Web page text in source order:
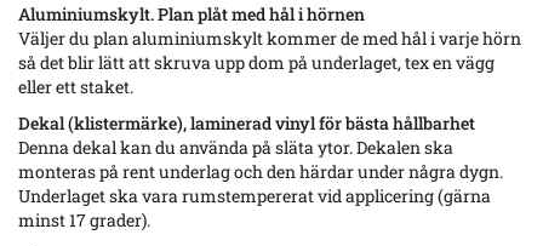
Aluminiumskylt. Plan plåt med hål i hörnen
Väljer du plan aluminiumskylt kommer de med hål i varje hörn
så det blir lätt att skruva upp dom på underlaget, tex en vägg
eller ett staket.
Dekal (klistermärke), laminerad vinyl för bästa hållbarhet
Denna dekal kan du använda på släta ytor. Dekalen ska
monteras på rent underlag och den härdar under några dygn.
Underlaget ska vara rumstempererat vid applicering (gärna
minst 17 grader).